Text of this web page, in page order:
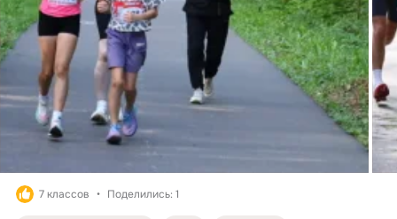
7 классов Поделились: 1